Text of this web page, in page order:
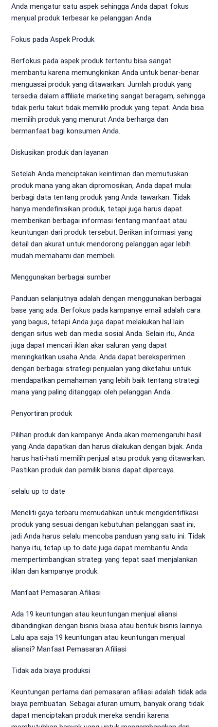
Anda mengatur satu aspek sehingga Anda dapat fokus
menjual produk terbesar ke pelanggan Anda.
Fokus pada Aspek Produk
Berfokus pada aspek produk tertentu bisa sangat
membantu karena memungkinkan Anda untuk benar-benar
menguasai produk yang ditawarkan. Jumlah produk yang
tersedia dalam affiliate marketing sangat beragam, sehingga
tidak perlu takut tidak memiliki produk yang tepat. Anda bisa
memilih produk yang menurut Anda berharga dan
bermanfaat bagi konsumen Anda.
Diskusikan produk dan layanan
Setelah Anda menciptakan keintiman dan memutuskan
produk mana yang akan dipromosikan, Anda dapat mulai
berbagi data tentang produk yang Anda tawarkan. Tidak
hanya mendefinisikan produk, tetapi juga harus dapat
memberikan berbagai informasi tentang manfaat atau
keuntungan dari produk tersebut. Berikan informasi yang
detail dan akurat untuk mendorong pelanggan agar lebih
mudah memahami dan membeli.
Menggunakan berbagai sumber
Panduan selanjutnya adalah dengan menggunakan berbagai
base yang ada. Berfokus pada kampanye email adalah cara
yang bagus, tetapi Anda juga dapat melakukan hal lain
dengan situs web dan media sosial Anda. Selain itu, Anda
juga dapat mencari iklan akar saluran yang dapat
meningkatkan usaha Anda. Anda dapat bereksperimen
dengan berbagai strategi penjualan yang diketahui untuk
mendapatkan pemahaman yang lebih baik tentang strategi
mana yang paling ditanggapi oleh pelanggan Anda.
Penyortiran produk
Pilihan produk dan kampanye Anda akan memengaruhi hasil
yang Anda dapatkan dan harus dilakukan dengan bijak. Anda
harus hati-hati memilih penjual atau produk yang ditawarkan.
Pastikan produk dan pemilik bisnis dapat dipercaya.
selalu up to date
Meneliti gaya terbaru memudahkan untuk mengidentifikasi
produk yang sesuai dengan kebutuhan pelanggan saat ini,
jadi Anda harus selalu mencoba panduan yang satu ini. Tidak
hanya itu, tetap up to date juga dapat membantu Anda
mempertimbangkan strategi yang tepat saat menjalankan
iklan dan kampanye produk.
Manfaat Pemasaran Afiliasi
Ada 19 keuntungan atau keuntungan menjual aliansi
dibandingkan dengan bisnis biasa atau bentuk bisnis lainnya.
Lalu apa saja 19 keuntungan atau keuntungan menjual
aliansi? Manfaat Pemasaran Afiliasi
Tidak ada biaya produksi
Keuntungan pertama dari pemasaran afiliasi adalah tidak ada
biaya pembuatan. Sebagai aturan umum, banyak orang tidak
dapat menciptakan produk mereka sendiri karena